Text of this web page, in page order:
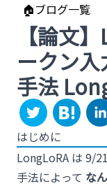
🏠ブログ一覧
【論文
ークン
手法
はじめに
LongLoRA は 9/
手法によって な